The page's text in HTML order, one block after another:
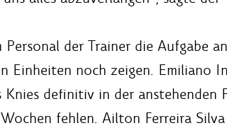
der Trainer die Aufgabe
Einheiten noch zeigen. Emiliano
Knies definitiv in der anstehenden
fehlen. Ailton Ferreira